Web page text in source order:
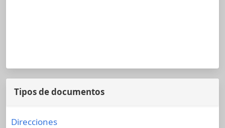
Tipos de documentos
Direcciones